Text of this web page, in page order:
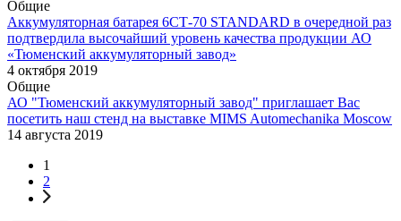
Общие
Аккумуляторная батарея 6СТ-70 STANDARD в очередной раз
подтвердила высочайший уровень качества продукции АО
«Тюменский аккумуляторный завод»
4 октября 2019
Общие
АО "Тюменский аккумуляторный завод" приглашает Вас
посетить наш стенд на выставке MIMS Automechanika Moscow
14 августа 2019
1
2